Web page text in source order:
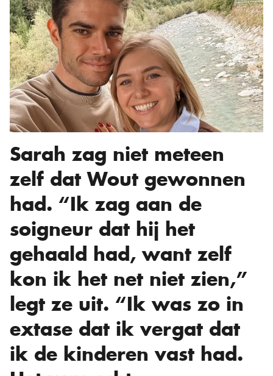
Sarah zag niet meteen
zelf dat Wout gewonnen
had. “Ik zag aan de
soigneur dat hij het
gehaald had, want zelf
kon ik het net niet zien,”
legt ze uit. “Ik was zo in
extase dat ik vergat dat
ik de kinderen vast had.